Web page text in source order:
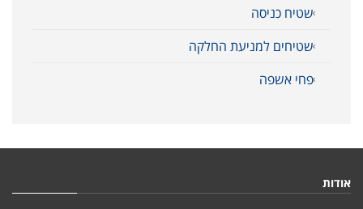
שטיח כניסה
שטיחים למניעת החלקה
פחי אשפה
אודות